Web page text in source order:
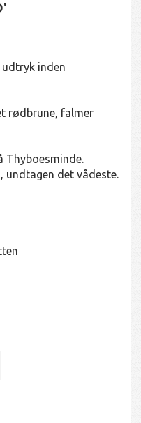
inden
rødbrune, falmer
Thyboesminde.
undtagen det vådeste.